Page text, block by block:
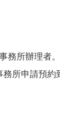
務所辦理者
所申請預約